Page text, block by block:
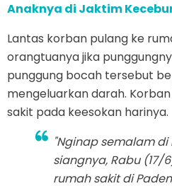
Anaknya di Jaktim
Lantas korban pulang ke
orangtuanya jika
punggung bocah tersebut
mengeluarkan darah.
sakit pada keesokan harinya.
"Nginapsemalam di
siangnya, Rabu (17/
rumah sakit di